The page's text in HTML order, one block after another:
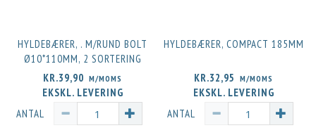
HYLDEBÆRER, . M/RUND BOLT
Ø10*110MM, 2 SORTERING
KR.39,90 M/MOMS
EKSKL. LEVERING
ANTAL
HYLDEBÆRER, COMPACT 185MM
KR.32,95 M/MOMS
EKSKL. LEVERING
ANTAL